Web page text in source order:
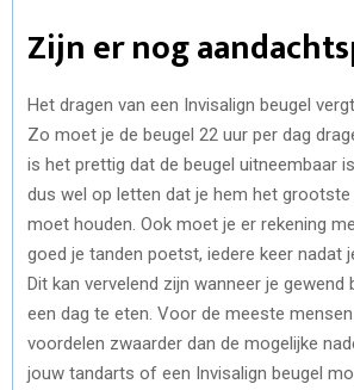
Zijn er nog
Het dragen van een Invisalign beugel
Zo moet je de beugel 22 uur per dag
is het prettig dat de beugel uitneembaar
dus wel op letten dat je hem het grootste
moet houden. Ook moet je er rekening
goed je tanden poetst, iedere keer nadat
Dit kan vervelend zijn wanneer je gewend
een dag te eten. Voor de meeste
voordelen zwaarder dan de mogelijke
jouw tandarts of een Invisalign beugel